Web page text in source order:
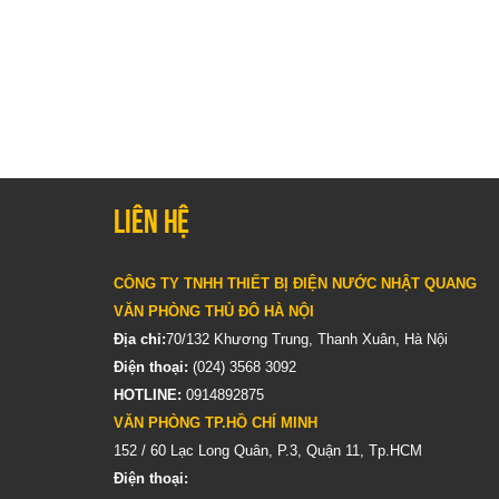
Liên hệ
CÔNG TY TNHH THIẾT BỊ ĐIỆN NƯỚC NHẬT QUANG
VĂN PHÒNG THỦ ĐÔ HÀ NỘI
Địa chỉ:70/132 Khương Trung, Thanh Xuân, Hà Nội
Điện thoại: (024) 3568 3092
HOTLINE: 0914892875
VĂN PHÒNG TP.HỒ CHÍ MINH
152 / 60 Lạc Long Quân, P.3, Quận 11, Tp.HCM
Điện thoại: